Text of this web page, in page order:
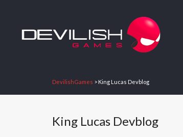
DevilishGames > King Lucas Devblog
King Lucas Devblog